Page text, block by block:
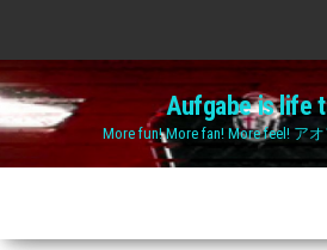
the
content
Aufgabe is life
More fun! More fan! More feel! ア